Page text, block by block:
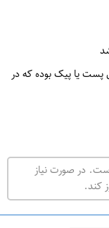
ر
ت
ه
ر
ا
پست یا پیک بوده که در
در صورت نیاز
کند.